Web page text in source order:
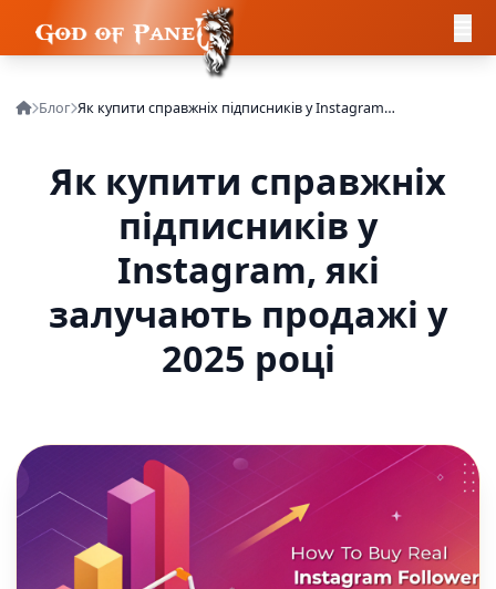
Блог Як купити справжніх підписників у Instagram, які залучають продажі у 2025 році
Як купити справжніх
підписників у
Instagram, які
залучають продажі у
2025 році